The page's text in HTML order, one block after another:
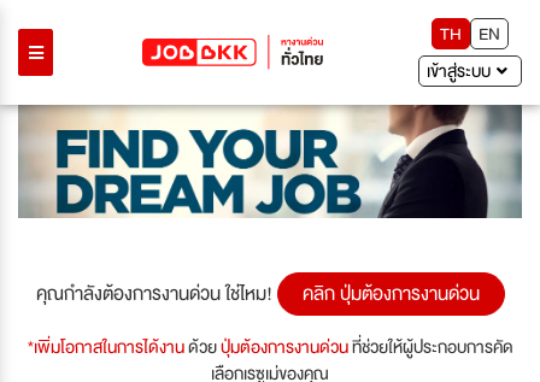
TH
EN
เข้าสู่ระบบ
คุณกำลังต้องการงานด่วน ใช่ไหม! คลิก ปุ่มต้องการงานด่วน
*เพิ่มโอกาสในการได้งานด้วยปุ่มต้องการงานด่วนที่ช่วยให้ผู้ประกอบการคัด
เลือกเรซูเม่ของคุณ